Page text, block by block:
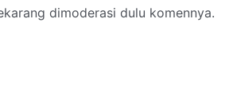
dimoderasi dulu komennya.